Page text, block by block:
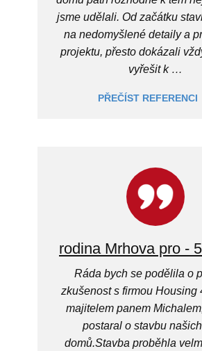
jsme udělali. Od začátku
na nedomyšlené detaily a
projektu, přesto dokázali
vyřešit k …
PŘEČÍST REFERENCI
rodina Mrhova pro -
Ráda bych se podělila o
zkušenost s firmou Housing
majitelem panem
postaral o stavbu
domů.Stavba proběhla